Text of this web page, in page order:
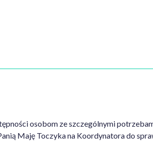
osobom ze szczególnymi
Maję Toczyka na Koordynatora do